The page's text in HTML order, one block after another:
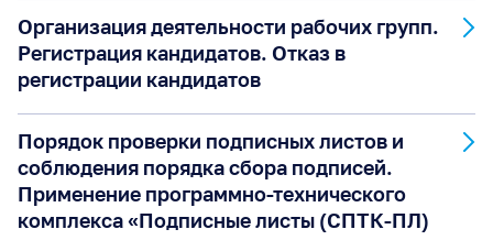
Выборы депутатов Государственной Думы
Федерального Собрания Российской
Федерации девятого созыва
Организация деятельности рабочих групп.
Регистрация кандидатов. Отказ в
регистрации кандидатов
Порядок проверки подписных листов и
соблюдения порядка сбора подписей.
Применение программно-технического
комплекса «Подписные листы (СПТК-ПЛ)